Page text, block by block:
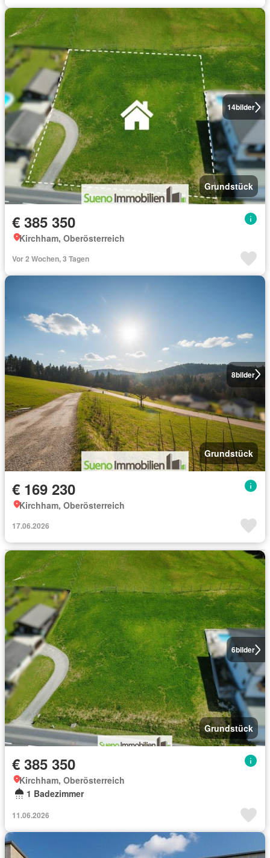
14bilder
Grundstück
€ 385 350
Kirchham, Oberösterreich
Vor 2 Wochen, 3 Tagen
8bilder
Grundstück
€ 169 230
Kirchham, Oberösterreich
17.06.2026
6bilder
Grundstück
€ 385 350
Kirchham, Oberösterreich
1 Badezimmer
11.06.2026